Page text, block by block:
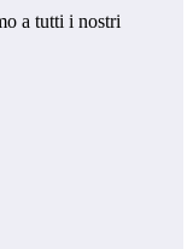
a tutti i nostri